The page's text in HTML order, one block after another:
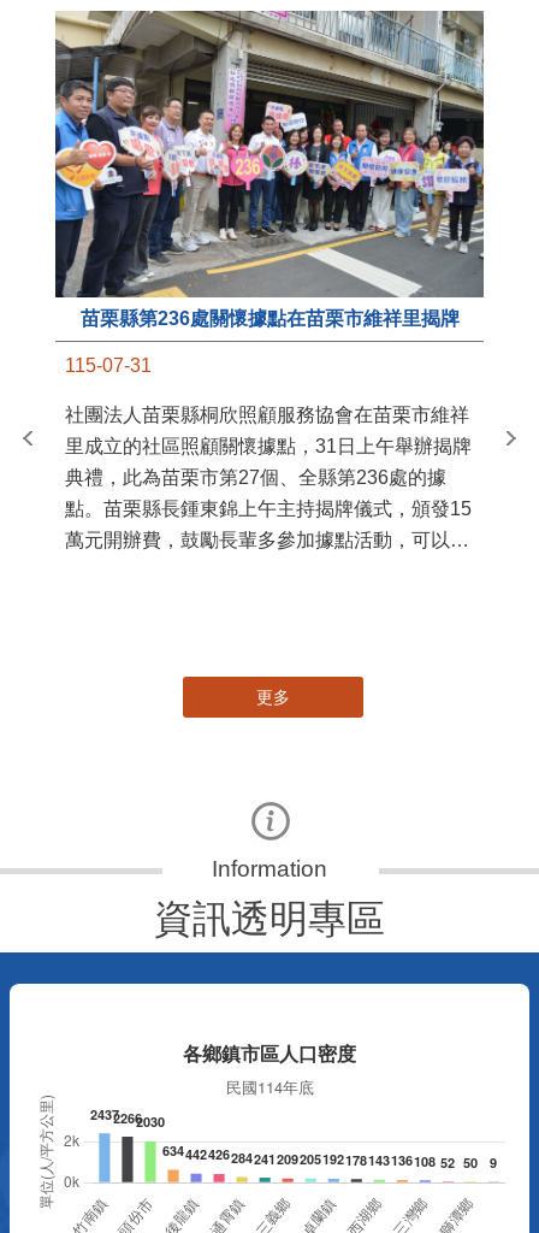
苗栗縣第236處關懷據點在苗栗市維祥里揭牌
115-07-31
社團法人苗栗縣桐欣照顧服務協會在苗栗市維祥
里成立的社區照顧關懷據點，31日上午舉辦揭牌
典禮，此為苗栗市第27個、全縣第236處的據
點。苗栗縣長鍾東錦上午主持揭牌儀式，頒發15
萬元開辦費，鼓勵長輩多參加據點活動，可以更
苗
更多
資訊透明專區